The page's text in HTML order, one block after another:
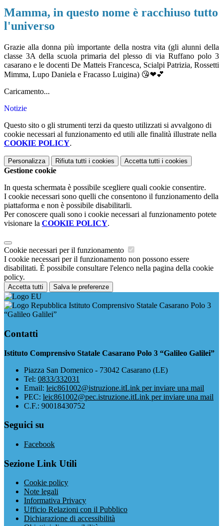
Mamma, in questo nome è racchiuso tutto
l'universo
Grazie alla donna più importante della nostra vita (gli alunni della
classe 3A della scuola primaria del plesso di via Ruffano polo 3
casarano e le docenti De Matteis Francesca, Scialpi Patrizia, Rossetti
Mimma, Lupo Daniela e Fracasso Luigina) 😘❤💕
Caricamento...
Notizie
Questo sito o gli strumenti terzi da questo utilizzati si avvalgono di
cookie necessari al funzionamento ed utili alle finalità illustrate nella
COOKIE POLICY.
Personalizza Rifiuta tutti i cookies Accetta tutti i cookies
Gestione cookie
In questa schermata è possibile scegliere quali cookie consentire.
I cookie necessari sono quelli che consentono il funzionamento della
piattaforma e non è possibile disabilitarli.
Per conoscere quali sono i cookie necessari al funzionamento potete
visionare la COOKIE POLICY.
Cookie necessari per il funzionamento
I cookie necessari per il funzionamento non possono essere
disabilitati. È possibile consultare l'elenco nella pagina della cookie
policy.
Accetta tutti Salva le preferenze
Istituto Comprensivo Statale Casarano Polo 3
“Galileo Galilei”
Contatti
Istituto Comprensivo Statale Casarano Polo 3 “Galileo Galilei”
Piazza San Domenico - 73042 Casarano (LE)
Tel: 0833/332031
Email: leic861002@istruzione.itLink per inviare una mail
PEC: leic861002@pec.istruzione.itLink per inviare una mail
C.F.: 90018430752
Seguici su
Facebook
Sezione Link Utili
Cookie policy
Note legali
Informativa Privacy
Ufficio Relazioni con il Pubblico
Dichiarazione di accessibilità